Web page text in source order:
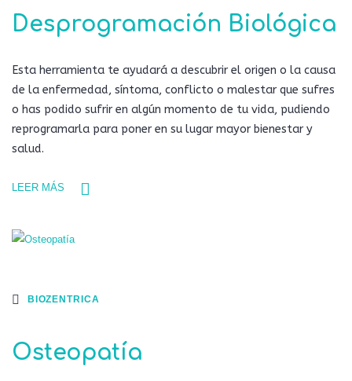
Desprogramación Biológica
Esta herramienta te ayudará a descubrir el origen o la causa
de la enfermedad, síntoma, conflicto o malestar que sufres
o has podido sufrir en algún momento de tu vida, pudiendo
reprogramarla para poner en su lugar mayor bienestar y
salud.
LEER MÁS
BIOZENTRICA
Osteopatía